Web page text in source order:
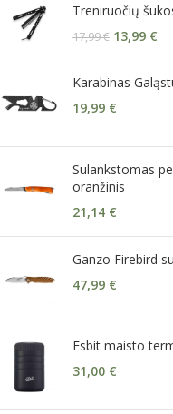
Treniruočių
17,99€ 13,99 €
Karabinas
19,99 €
Sulankstomas
oranžinis
21,14 €
Ganzo Firebird
47,99 €
Esbit maisto
31,00 €